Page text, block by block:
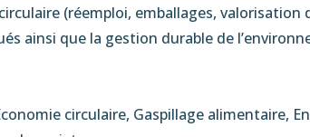
(réemploi, emballages,
ainsi que la gestion durable de
circulaire, Gaspillage alimentaire,